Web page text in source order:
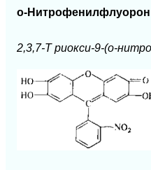
о-Нитрофенилфлуорон
2,3,7-Т риокси-9-(о-